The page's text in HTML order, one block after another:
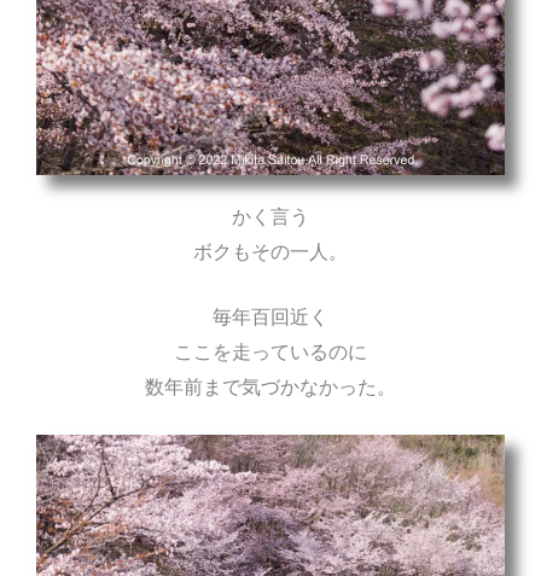
かく言う
ボクもその一人。
毎年百回近く
ここを走っているのに
数年前まで気づかなかった。